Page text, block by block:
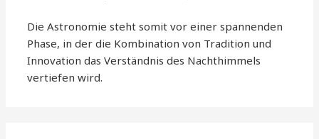
Die Astronomie steht somit vor einer spannenden
Phase, in der die Kombination von Tradition und
Innovation das Verständnis des Nachthimmels
vertiefen wird.